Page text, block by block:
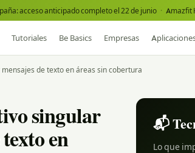
acceso anticipado completo el 22 de junio · Amazfit
Tutoriales Be Basics Empresas
de texto en áreas sin cobertura
singular
en
📬
Lo que